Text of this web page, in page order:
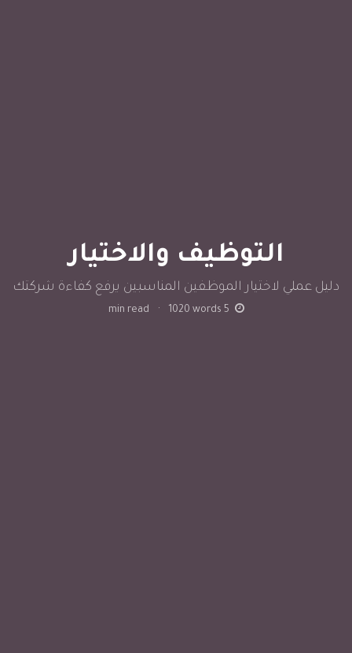
التوظيف والاختيار
دليل عملي لاختيار الموظفين المناسبين يرفع كفاءة شركتك
5
min read · 1020 words